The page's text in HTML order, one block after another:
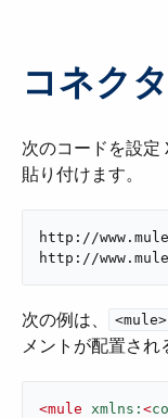
コネク
次のコードを設定
貼り付けます。
http://
http://
次の例は、​ <mule>
メントが配置され
<mule xmlns: <